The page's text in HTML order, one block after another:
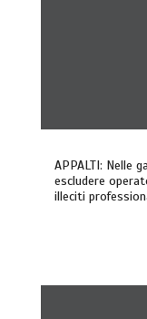
APPALTI: Nelle
escludere
illeciti